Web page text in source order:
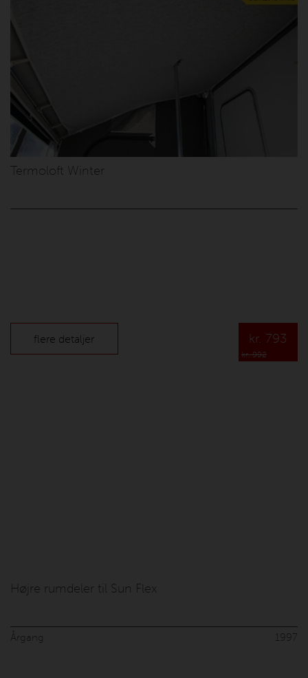
Termoloft Winter
flere detaljer kr. 793
kr. 992
Højre rumdeler til Sun Flex
Årgang 1997